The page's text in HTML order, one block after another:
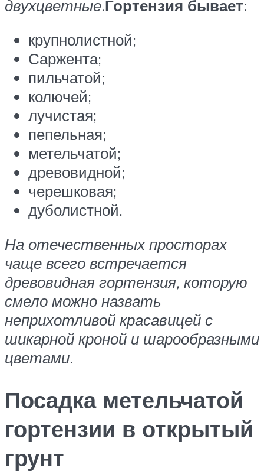
двухцветные.Гортензия бывает:
крупнолистной;
Саржента;
пильчатой;
колючей;
лучистая;
пепельная;
метельчатой;
древовидной;
черешковая;
дуболистной.
На отечественных просторах
чаще всего встречается
древовидная гортензия, которую
смело можно назвать
неприхотливой красавицей с
шикарной кроной и шарообразными
цветами.
Посадка метельчатой
гортензии в открытый
грунт